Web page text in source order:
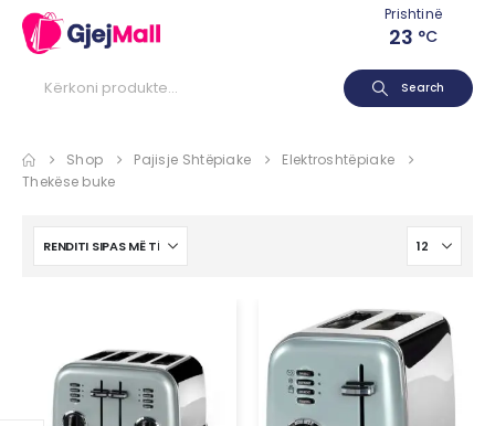
Prishtinë
23 °C
Search
Shop Pajisje Shtëpiake
Elektroshtëpiake
Thekëse buke